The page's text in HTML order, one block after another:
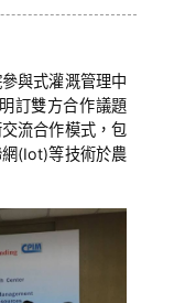
與式灌溉管理中
訂雙方合作議題
流合作模式，包
(Iot)等技術於農